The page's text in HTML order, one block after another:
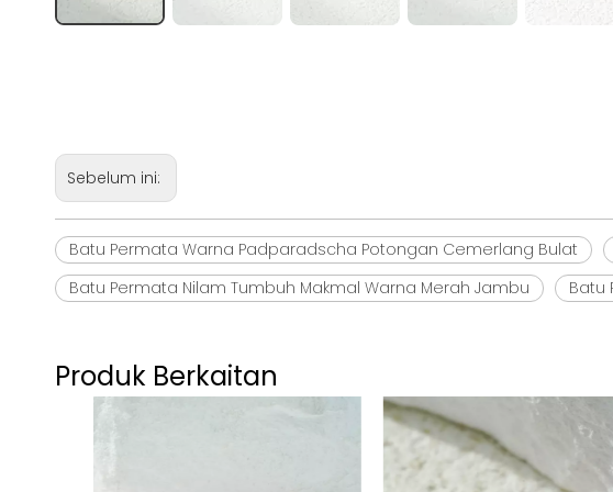
Sebelum ini:
Batu Permata Warna Padparadscha Potongan Cemerlang Bulat
Batu Permata Nilam Tumbuh Makmal Warna Merah Jambu
Batu
Produk Berkaitan